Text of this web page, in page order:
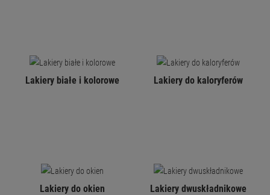
Lakiery białe i kolorowe Lakiery do kaloryferów
Lakiery do okien Lakiery dwuskładnikowe